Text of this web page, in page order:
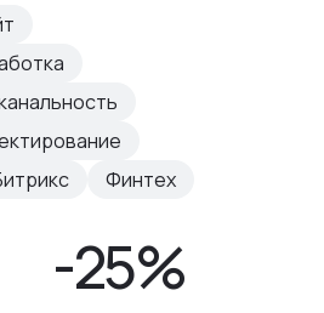
Финтех
-25%